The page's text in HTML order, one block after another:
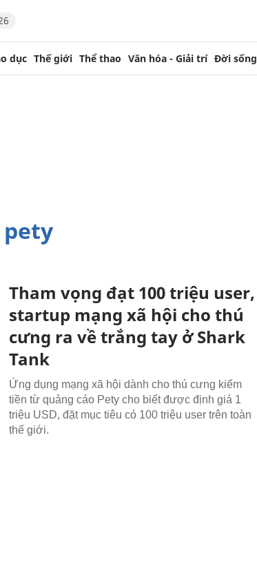
dục Thế giới Thể thao Văn hóa - Giải trí Đời sống
pety
Tham vọng đạt 100 triệu user,
startup mạng xã hội cho thú
cưng ra về trắng tay ở Shark
Tank
Ứng dụng mạng xã hội dành cho thú cưng kiếm
tiền từ quảng cáo Pety cho biết được định giá 1
triệu USD, đặt mục tiêu có 100 triệu user trên toàn
thế giới.